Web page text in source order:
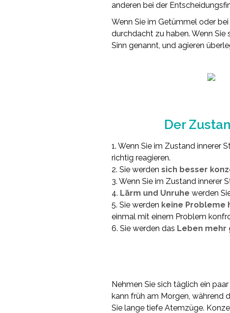
anderen bei der
Wenn Sie im Getümmel oder
durchdacht zu haben. Wenn Sie
Sinn genannt, und agieren
Der
1. Wenn Sie im Zustand innerer
richtig reagieren.
2. Sie werden sich besser
3. Wenn Sie im Zustand innerer
4. Lärm und Unruhe werden
5. Sie werden keine Probleme
einmal mit einem Problem
6. Sie werden das Leben mehr
Nehmen Sie sich täglich ein
kann früh am Morgen, während
Sie lange tiefe Atemzüge.